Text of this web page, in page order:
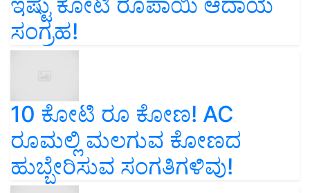
ಸಂಗ್ರಹ!
10 ಕೋಟಿ ರೂ ಕೋಣ! AC
ರೂಮಲ್ಲಿ ಮಲಗುವ ಕೋಣದ
ಹುಬ್ಬೇರಿಸುವ ಸಂಗತಿಗಳಿವು!